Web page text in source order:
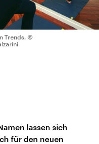
Trends. ©
lassen sich
für den neuen